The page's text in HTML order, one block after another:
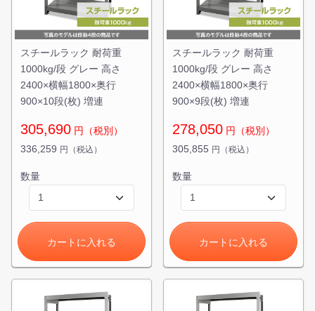
スチールラック 耐荷重
1000kg/段 グレー 高さ
2400×横幅1800×奥行
900×10段(枚) 増連
305,690 円（税別）
336,259 円（税込）
数量
カートに入れる
スチールラック 耐荷重
1000kg/段 グレー 高さ
2400×横幅1800×奥行
900×9段(枚) 増連
278,050 円（税別）
305,855 円（税込）
数量
カートに入れる